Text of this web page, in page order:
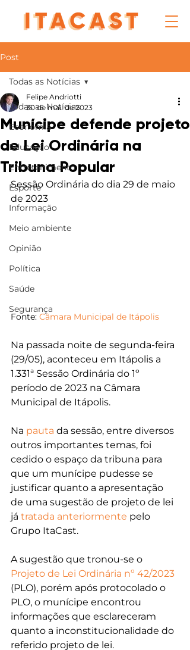
Post
Todas as Notícias
Economia
Educação
Entretenimento
Esporte
Informação
Meio ambiente
Opinião
Política
Saúde
Segurança
Todas as Notícias
Munícipe defende projeto
de Lei Ordinária na
Tribuna Popular
Felipe Andriotti
30 de mai. de 2023
Sessão Ordinária do dia 29 de maio
de 2023
Fonte: Câmara Municipal de Itápolis
Na passada noite de segunda-feira
(29/05), aconteceu em Itápolis a
1.331ª Sessão Ordinária do 1º
período de 2023 na Câmara
Municipal de Itápolis.
Na pauta da sessão, entre diversos
outros importantes temas, foi
cedido o espaço da tribuna para
que um munícipe pudesse se
justificar quanto a apresentação
de uma sugestão de projeto de lei
já tratada anteriormente pelo
Grupo ItaCast.
A sugestão que tronou-se o
Projeto de Lei Ordinária nº 42/2023
(PLO), porém após protocolado o
PLO, o munícipe encontrou
informações que esclareceram
quanto a inconstitucionalidade do
referido projeto de lei.